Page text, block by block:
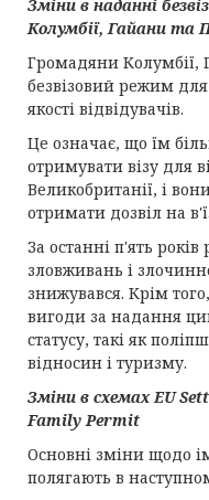
Зміни в наданні
Колумбії, Гайани та
Громадяни Колумбії,
безвізовий режим для
якості відвідувачів.
Це означає, що їм
отримувати візу для
Великобританії, і
отримати дозвіл на
За останні п'ять
зловживань і
знижувався. Крім
вигоди за надання
статусу, такі як
відносин і туризму.
Зміни в схемах EU
Family Permit
Основні зміни щодо
полягають в